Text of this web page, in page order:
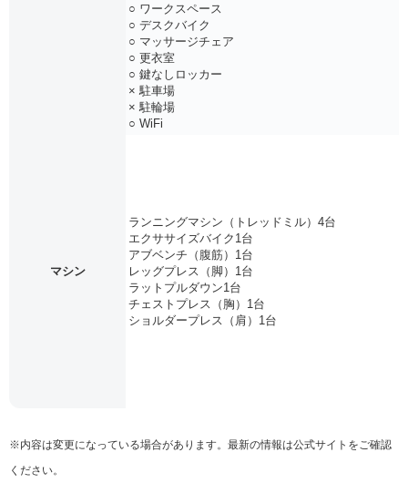
○ ワークスペース
○ デスクバイク
○ マッサージチェア
○ 更衣室
○ 鍵なしロッカー
× 駐車場
× 駐輪場
○ WiFi
マシン
ランニングマシン（トレッドミル）4台
エクササイズバイク1台
アブベンチ（腹筋）1台
レッグプレス（脚）1台
ラットプルダウン1台
チェストプレス（胸）1台
ショルダープレス（肩）1台
※内容は変更になっている場合があります。最新の情報は公式サイトをご確認
ください。